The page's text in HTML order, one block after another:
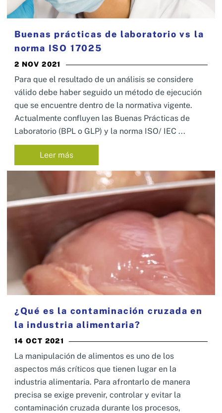
Buenas prácticas de laboratorio vs la
norma ISO 17025
2 NOV 2021
Para que el resultado de un análisis se considere
válido debe haber seguido un método de ejecución
que se encuentre dentro de la normativa vigente.
Actualmente confluyen las Buenas Prácticas de
Laboratorio (BPL o GLP) y la norma ISO/ IEC ...
Leer más
¿Qué es la contaminación cruzada en
la industria alimentaria?
14 OCT 2021
La manipulación de alimentos es uno de los
aspectos más críticos que tienen lugar en la
industria alimentaria. Para afrontarlo de manera
precisa se exige prevenir, controlar y evitar la
contaminación cruzada durante los procesos,